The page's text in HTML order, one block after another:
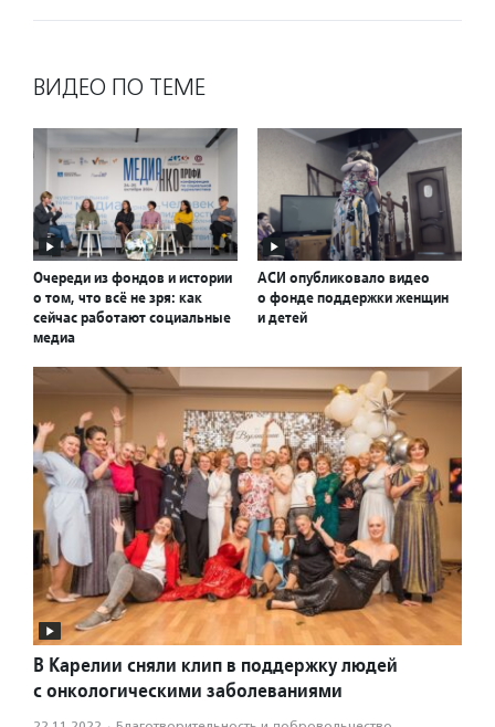
ВИДЕО ПО ТЕМЕ
Очереди из фондов и истории
о том, что всё не зря: как
сейчас работают социальные
медиа
АСИ опубликовало видео
о фонде поддержки женщин
и детей
В Карелии сняли клип в поддержку людей
с онкологическими заболеваниями